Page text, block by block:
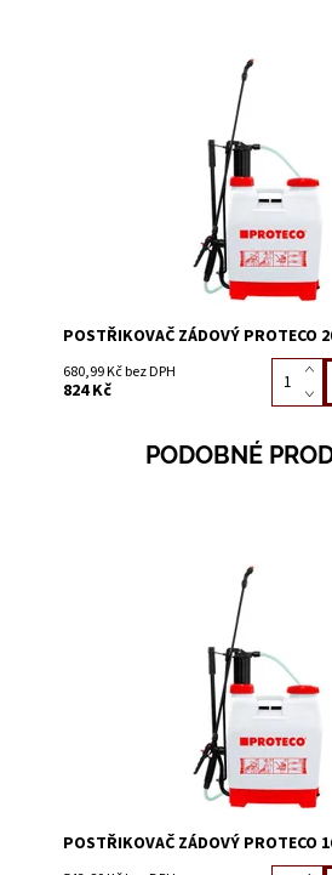
Skladem 1
POSTŘIKOVAČ ZÁDOVÝ PROTECO
680,99 Kč bez DPH
824 Kč
PODOBNÉ
Skladem 1
POSTŘIKOVAČ ZÁDOVÝ PROTECO